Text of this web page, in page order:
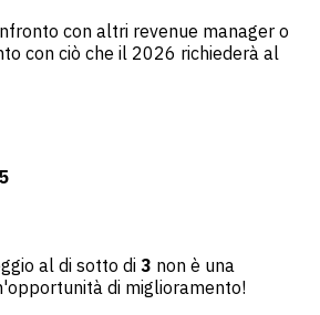
con altri revenue manager o
con ciò che il 2026 richiederà al
al di sotto di 3 non è una
di miglioramento!